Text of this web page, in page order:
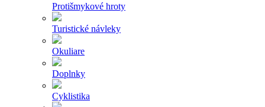
Protišmykové hroty
Turistické návleky
Okuliare
Doplnky
Cyklistika